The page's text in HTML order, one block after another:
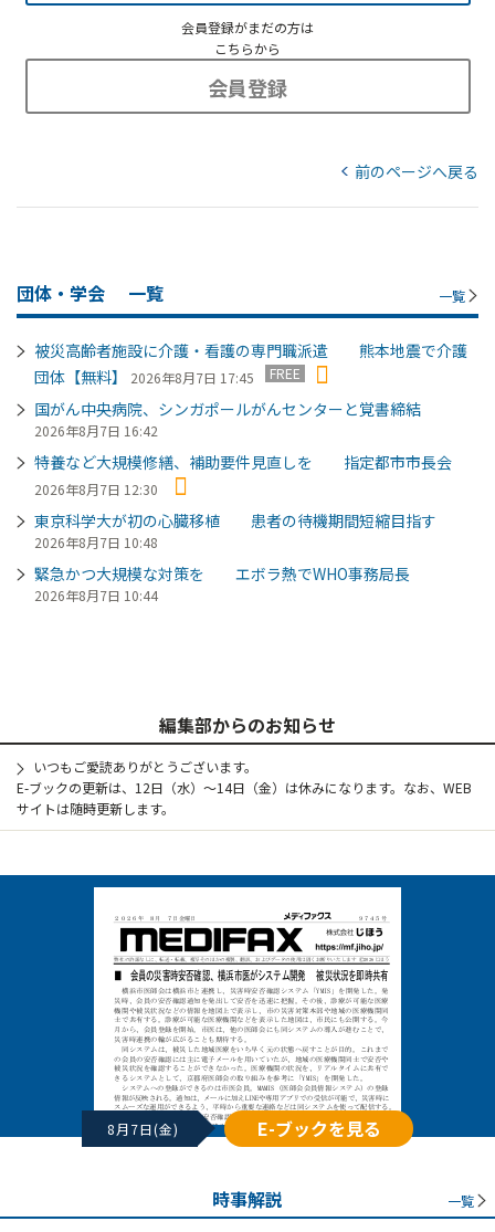
会員登録がまだの方は
こちらから
会員登録
前のページへ戻る
団体・学会 一覧 一覧
被災高齢者施設に介護・看護の専門職派遣 熊本地震で介護
団体【無料】
2026年8月7日 17:45 FREE
国がん中央病院、シンガポールがんセンターと覚書締結
2026年8月7日 16:42
特養など大規模修繕、補助要件見直しを 指定都市市長会
2026年8月7日 12:30
東京科学大が初の心臓移植 患者の待機期間短縮目指す
2026年8月7日 10:48
緊急かつ大規模な対策を エボラ熱でWHO事務局長
2026年8月7日 10:44
編集部からのお知らせ
いつもご愛読ありがとうございます。
E-ブックの更新は、12日（水）～14日（金）は休みになります。なお、WEB
サイトは随時更新します。
8月7日(金) E-ブックを見る
時事解説 一覧